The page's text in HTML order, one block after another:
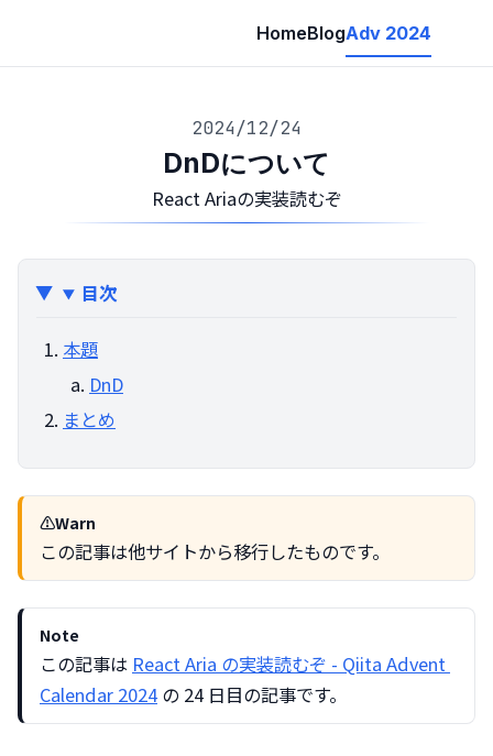
HomeBlogAdv 2024
2024/12/24
DnDについて
React Ariaの実装読むぞ
目次
本題
DnD
まとめ
Warn
この記事は他サイトから移行したものです。
Note
この記事は React Aria の実装読むぞ - Qiita Advent
Calendar 2024 の 24 日目の記事です。